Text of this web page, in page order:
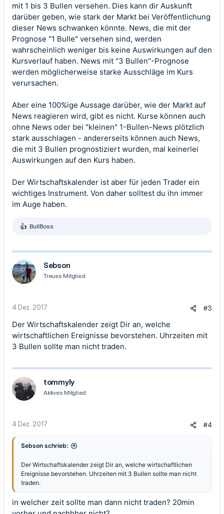
mit 1 bis 3 Bullen versehen. Dies kann dir Auskunft
darüber geben, wie stark der Markt bei Veröffentlichung
dieser News schwanken könnte. News, die mit der
Prognose "1 Bulle" versehen sind, werden
wahrscheinlich weniger bis keine Auswirkungen auf den
Kursverlauf haben. News mit "3 Bullen"-Prognose
werden möglicherweise starke Ausschläge im Kurs
verursachen.
Aber eine 100%ige Aussage darüber, wie der Markt auf
News reagieren wird, gibt es nicht. Kurse können auch
ohne News oder bei "kleinen" 1-Bullen-News plötzlich
stark ausschlagen - andererseits können auch News,
die mit 3 Bullen prognostiziert wurden, mal keinerlei
Auswirkungen auf den Kurs haben.
Der Wirtschaftskalender ist aber für jeden Trader ein
wichtiges Instrument. Von daher solltest du ihn immer
im Auge haben.
R
k
t
i
o
n
:
BullBoss
Sebson
Treues Mitglied
4 Dez. 2017 #3
Der Wirtschaftskalender zeigt Dir an, welche
wirtschaftlichen Ereignisse bevorstehen. Uhrzeiten mit
3 Bullen sollte man nicht traden.
tommyly
Aktives Mitglied
4 Dez. 2017 #4
Sebson schrieb:
DerWirtschaftskalenderzeigt Dir an, welche wirtschaftlichen
Ereignisse bevorstehen. Uhrzeiten mit 3 Bullen sollte man nicht
traden.
in welcher zeit sollte man dann nicht traden? 20min